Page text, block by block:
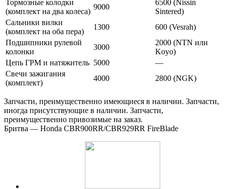
Тормозные колодки
(комплект на два колеса)
9000
6500 (Nissin
Sintered)
Сальники вилки
(комплект на оба пера)
1300
600 (Vesrah)
Подшипники рулевой
колонки
3000
2000 (NTN или
Koyo)
Цепь ГРМ и натяжитель 5000
—
Свечи зажигания
(комплект)
4000 2800 (NGK)
Запчасти, преимущественно имеющиеся в наличии. Запчасти,
иногда присутствующие в наличии. Запчасти,
преимущественно привозимые на заказ.
Бритва — Honda CBR900RR/CBR929RR FireBlade